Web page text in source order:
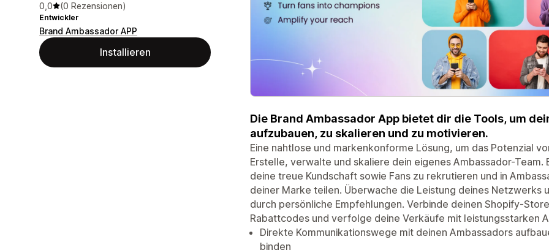
0,0 (0 Rezensionen)
Entwickler
Brand Ambassador APP
Installieren
Die Brand Ambassador App bietet dir die Tools, um
aufzubauen, zu skalieren und zu motivieren.
Eine nahtlose und markenkonforme Lösung, um das Potenzial
Erstelle, verwalte und skaliere dein eigenes Ambassador-Team.
deine treue Kundschaft sowie Fans zu rekrutieren und in
deiner Marke teilen. Überwache die Leistung deines Netzwerks
durch persönliche Empfehlungen. Verbinde deinen Shopify-
Rabattcodes und verfolge deine Verkäufe mit leistungsstarken
Direkte Kommunikationswege mit deinen Ambassadors
binden